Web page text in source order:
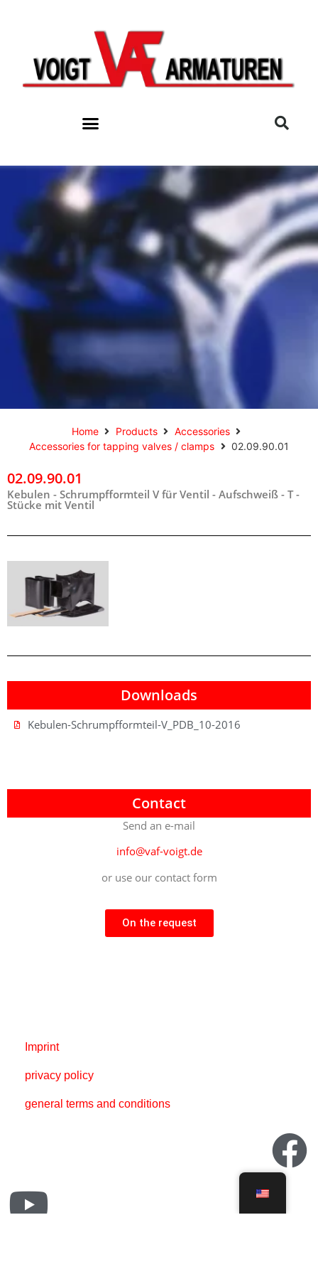
Home Products
Accessories
Accessories for tapping valves / clamps
02.09.90.01
02.09.90.01
Kebulen - Schrumpfformteil V für Ventil - Aufschweiß - T -
Stücke mit Ventil
Downloads
Kebulen-Schrumpfformteil-V_PDB_10-2016
Contact
Send an e-mail
info@vaf-voigt.de
or use our contact form
On the request
Imprint
privacy policy
general terms and conditions